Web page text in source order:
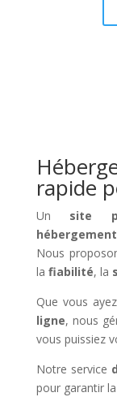
rapide
Un site
hébergement
Nous
la fiabilité, la
Que vous
ligne, nous
vous puissiez
Notre service
pour garantir